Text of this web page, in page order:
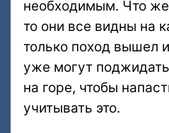
необходимым. Что же
то они все видны на
только поход вышел
уже могут
на горе, чтобы
учитывать это.